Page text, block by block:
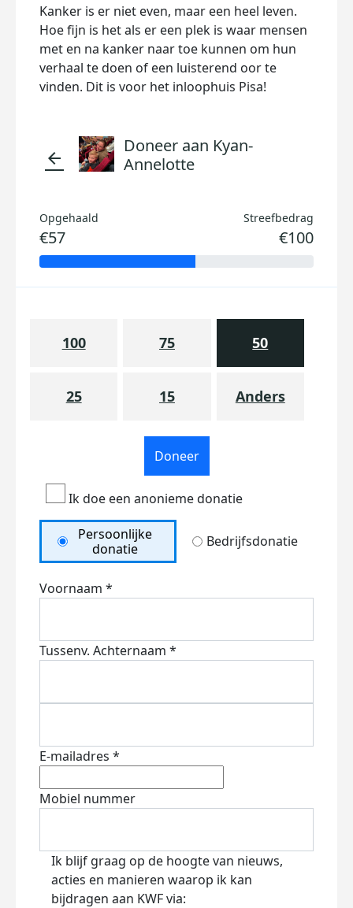
Kanker is er niet even, maar een heel leven.
Hoe fijn is het als er een plek is waar mensen
met en na kanker naar toe kunnen om hun
verhaal te doen of een luisterend oor te
vinden. Dit is voor het inloophuis Pisa!
arrow_back
Doneer aan Kyan-
Annelotte
Opgehaald
€57
Streefbedrag
€100
100 75 50
25 15 Anders
Doneer
Ik doe een anonieme donatie
Persoonlijke
donatie
Bedrijfsdonatie
Voornaam *
Tussenv. Achternaam *
E-mailadres *
Mobiel nummer
Ik blijf graag op de hoogte van nieuws,
acties en manieren waarop ik kan
bijdragen aan KWF via: